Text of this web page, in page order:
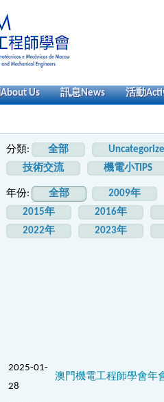
About Us 訊息News 活動
分類: 全部
技術交流
機電小TIPS
年份: 全部
2009年
2015年
2016年
2022年
2023年
2025-01-
28
澳門機電工程師學會年